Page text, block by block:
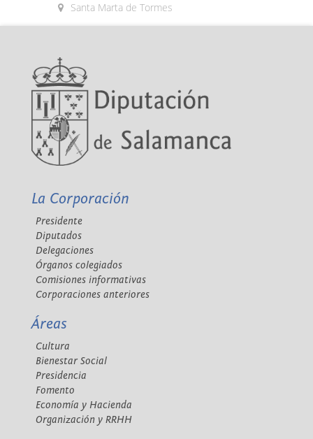
Santa Marta de Tormes
La Corporación
Presidente
Diputados
Delegaciones
Órganos colegiados
Comisiones informativas
Corporaciones anteriores
Áreas
Cultura
Bienestar Social
Presidencia
Fomento
Economía y Hacienda
Organización y RRHH